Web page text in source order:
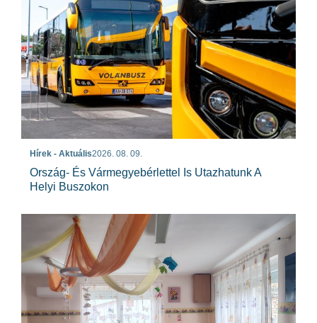
Hírek - Aktuális2026. 08. 09.
Ország- És Vármegyebérlettel Is Utazhatunk A
Helyi Buszokon